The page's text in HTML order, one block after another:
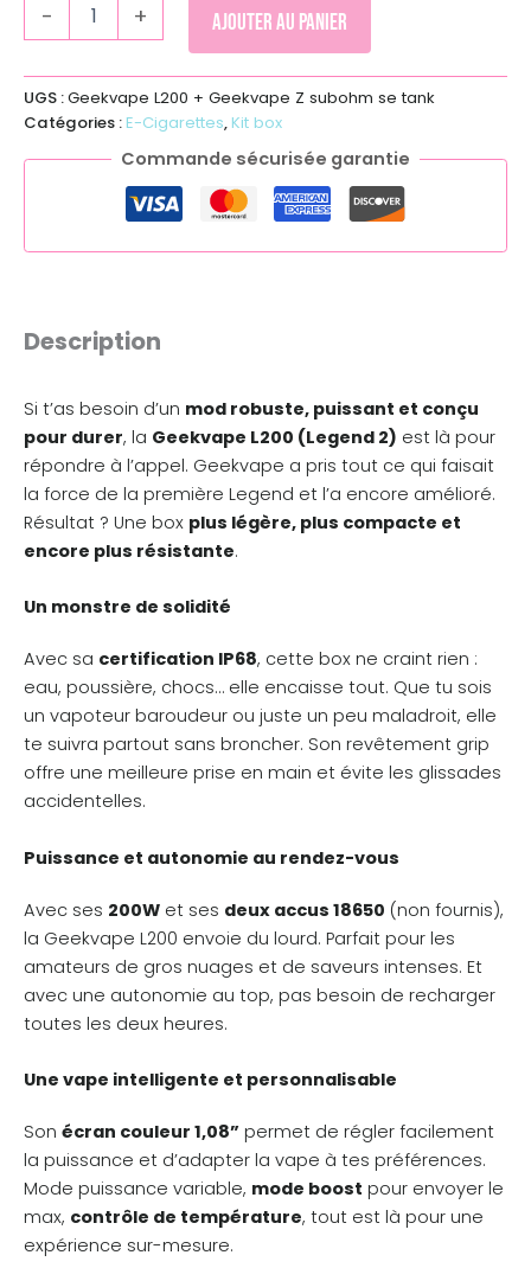
- + Ajouter au panier
UGS :Geekvape L200 + Geekvape Z subohm se tank
Catégories : E-Cigarettes, Kit box
Commande sécurisée garantie
Description
Si t’as besoin d’un mod robuste, puissant et conçu
pour durer, la Geekvape L200 (Legend 2) est là pour
répondre à l’appel. Geekvape a pris tout ce qui faisait
la force de la première Legend et l’a encore amélioré.
Résultat ? Une box plus légère, plus compacte et
encore plus résistante.
Un monstre de solidité
Avec sa certification IP68, cette box ne craint rien :
eau, poussière, chocs… elle encaisse tout. Que tu sois
un vapoteur baroudeur ou juste un peu maladroit, elle
te suivra partout sans broncher. Son revêtement grip
offre une meilleure prise en main et évite les glissades
accidentelles.
Puissance et autonomie au rendez-vous
Avec ses 200W et ses deux accus 18650 (non fournis),
la Geekvape L200 envoie du lourd. Parfait pour les
amateurs de gros nuages et de saveurs intenses. Et
avec une autonomie au top, pas besoin de recharger
toutes les deux heures.
Une vape intelligente et personnalisable
Son écran couleur 1,08” permet de régler facilement
la puissance et d’adapter la vape à tes préférences.
Mode puissance variable, mode boost pour envoyer le
max, contrôle de température, tout est là pour une
expérience sur-mesure.